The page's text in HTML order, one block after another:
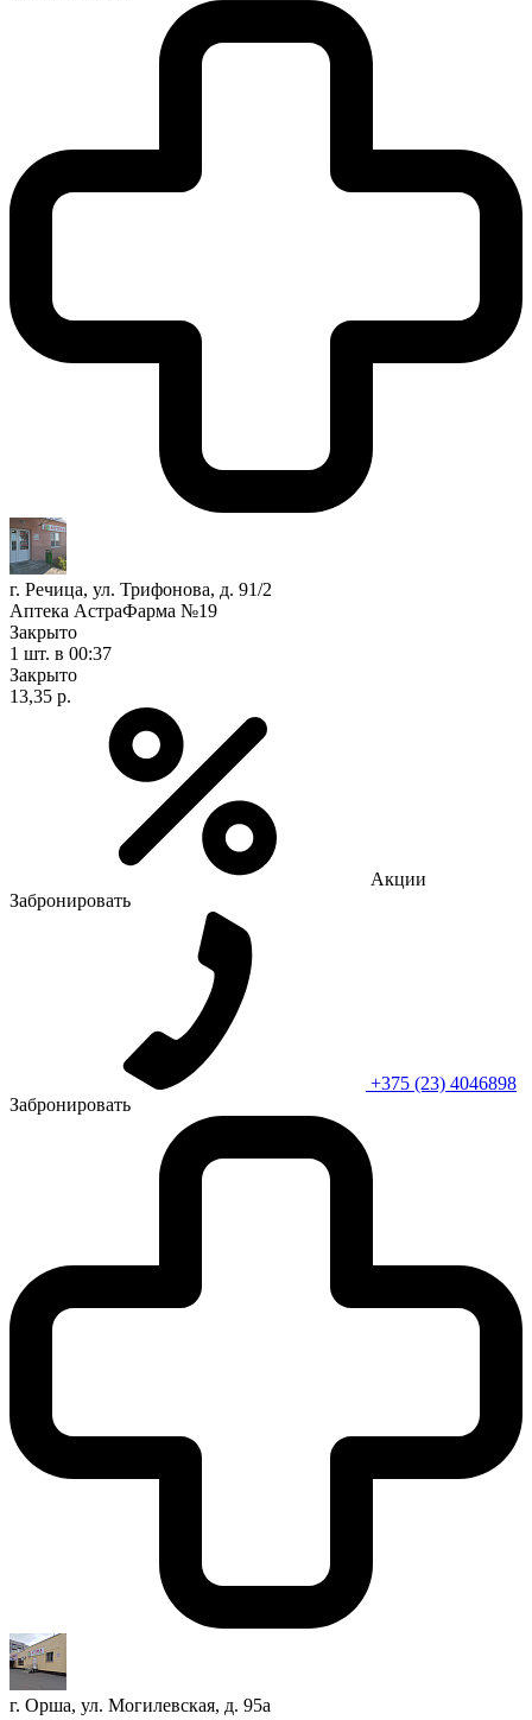
г. Речица, ул. Трифонова, д. 91/2
Аптека АстраФарма №19
Закрыто
1 шт. в 00:37
Закрыто
13,35 р.
Акции
Забронировать
+375 (23) 4046898
Забронировать
г. Орша, ул. Могилевская, д. 95а